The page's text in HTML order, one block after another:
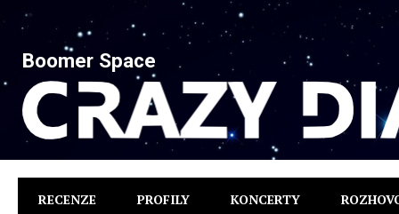
Boomer Space
RECENZE PROFILY KONCERTY